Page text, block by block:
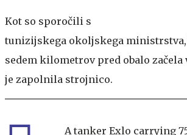
Kot so sporočili s
tunizijskega okoljskega
sedem kilometrov pred obalo
je zapolnila strojnico.
A tanker Exlo carrying